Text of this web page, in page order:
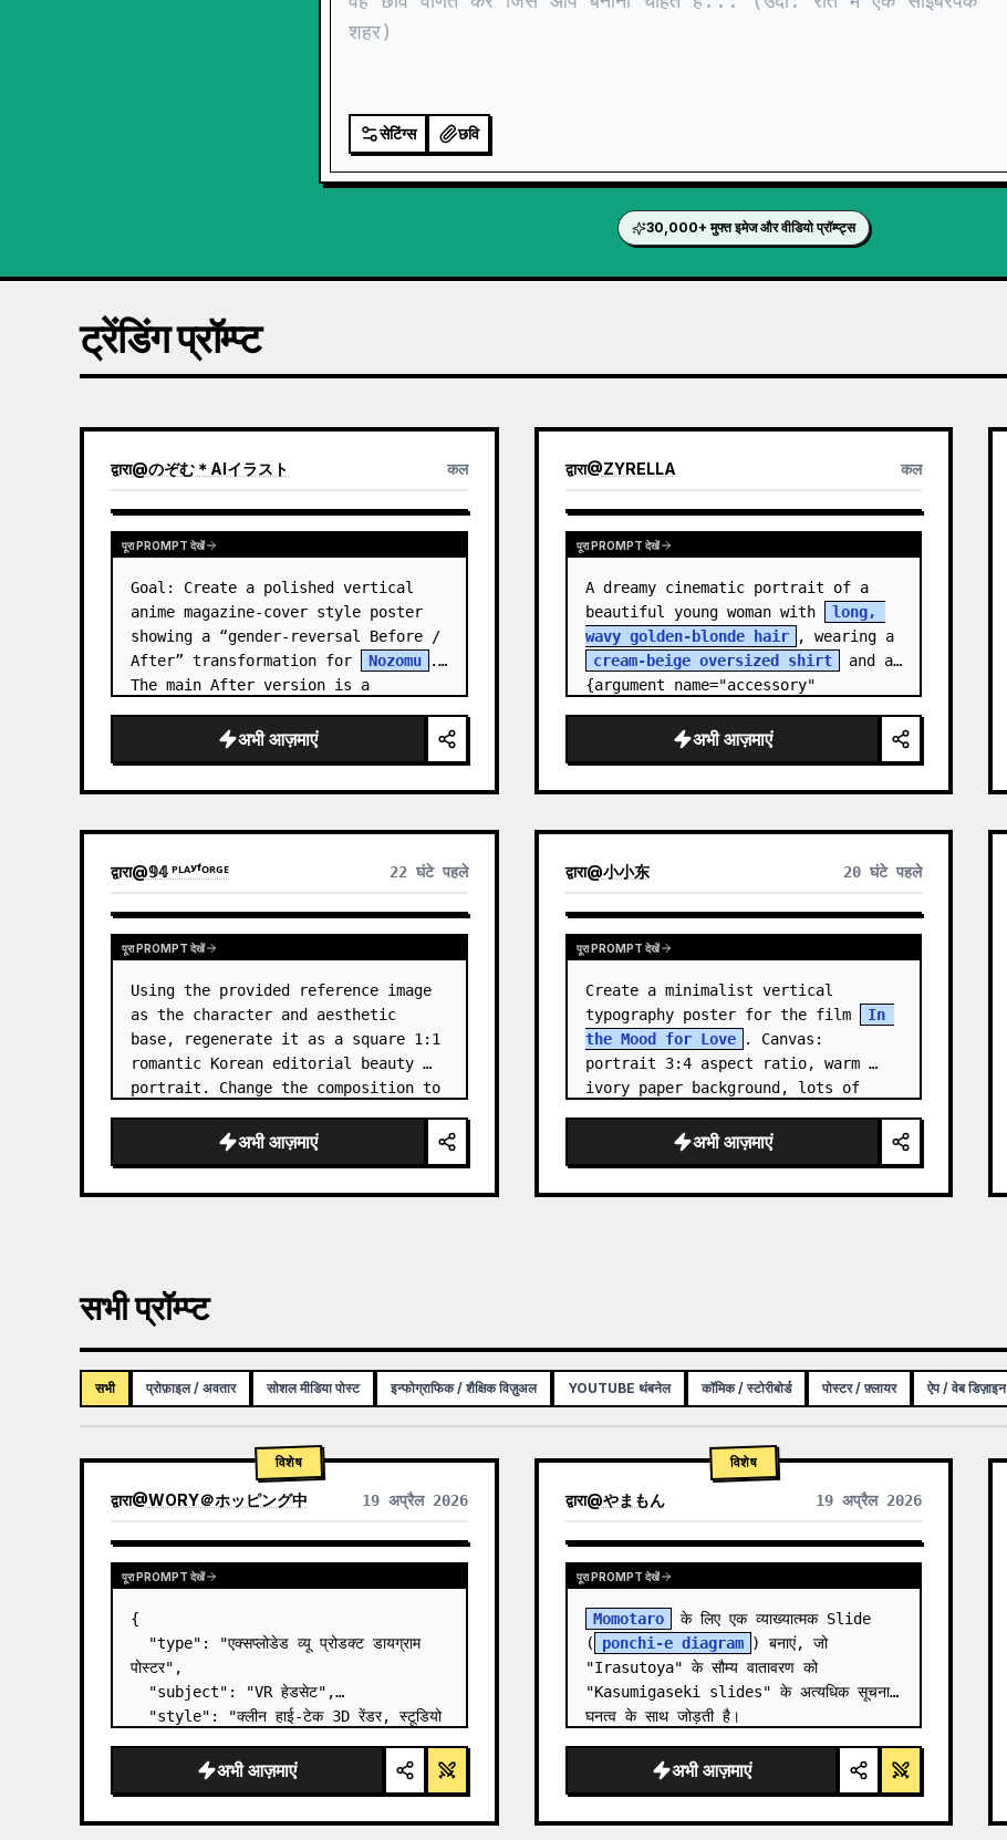
सेटिंग्स छवि
30,000+ मुफ्त इमेज और वीडियो प्रॉम्प्ट्स
ट्रेंडिंग प्रॉम्प्ट
द्वारा@のぞむ＊AIイラスト कल
पूरा PROMPT देखें
Goal: Create a polished vertical
anime magazine-cover style poster
showing a “gender-reversal Before /
After” transformation for
Nozomu
.
The main After version is a
boy who preserves…
अभी आज़माएं
द्वारा@ZYRELLA कल
पूरा PROMPT देखें
A dreamy cinematic portrait of a
beautiful young woman with
long,
wavy golden-blonde hair
, wearing a
cream-beige oversized shirt
and a
{argument name="accessory"
अभी आज़माएं
द्वारा@𝟡𝟜 ᴾᴸᴬʸᶠᴼᴿᴳᴱ 22 घंटे पहले
पूरा PROMPT देखें
Using the provided reference image
as the character and aesthetic
base, regenerate it as a square 1:1
romantic Korean editorial beauty
portrait. Change the composition to
the subject facing right, eyes
closed, gently smellin…
अभी आज़माएं
द्वारा@小小东 20 घंटे पहले
पूरा PROMPT देखें
Create a minimalist vertical
typography poster for the film
In
the Mood for Love
. Canvas:
portrait 3:4 aspect ratio, warm
ivory paper background, lots of
composition. …अभी आज़माएं
सभी प्रॉम्प्ट
सभी प्रोफ़ाइल / अवतार सोशल मीडिया पोस्ट इन्फोग्राफिक / शैक्षिक विज़ुअल YOUTUBE थंबनेल कॉमिक / स्टोरीबोर्ड पोस्टर / फ़्लायर ऐप / वेब डिज़ाइन
विशेष
द्वारा@WORY＠ホッピング中 19 अप्रैल 2026
पूरा PROMPT देखें
{
  "type": "एक्सप्लोडेड व्यू प्रोडक्ट डायग्राम
पोस्टर",
  "subject": "VR हेडसेट",
  "style": "क्लीन हाई-टेक 3D रेंडर, स्टूडियो
  "background": "
सॉफ्ट पर्पल और ब्लू
ग्रेडिएंट ",
अभी आज़माएं
विशेष
द्वारा@やまもん 19 अप्रैल 2026
अन्य मॉडल के परिणाम देखें
पूरा PROMPT देखें
Momotaro
के लिए एक व्याख्यात्मक Slide
(
ponchi-e diagram ) बनाएं, जो
"Irasutoya" के सौम्य वातावरण को
"Kasumigaseki slides" के अत्यधिक सूचना
घनत्व के साथ जोड़ती है।
अभी आज़माएं